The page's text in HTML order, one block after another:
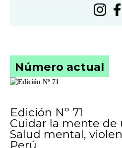
Número actual
Edición Nº 71
Cuidar la mente de
Salud mental,